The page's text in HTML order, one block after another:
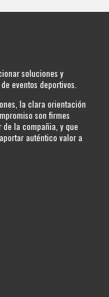
soluciones y
eventos deportivos.
la clara orientación
son firmes
la compañia, y que
auténtico valor a